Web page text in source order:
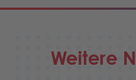
Weitere